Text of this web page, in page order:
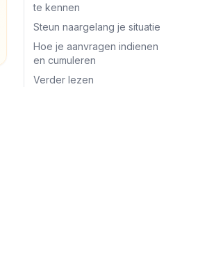
te kennen
Steun naargelang je situatie
Hoe je aanvragen indienen
en cumuleren
Verder lezen